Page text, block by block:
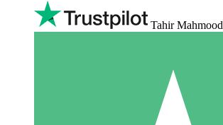
Tahir Mahmood